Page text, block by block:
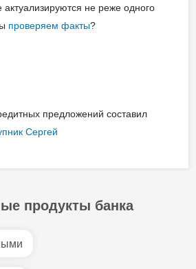
не реже одного
проверяем факты?
предложений составил
Сергей
продукты банка